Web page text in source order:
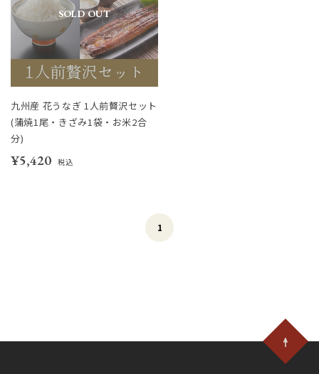
SOLD OUT
九州産 花うなぎ 1人前贅沢セット
(蒲焼1尾・きざみ1袋・お米2合
分)
¥5,420 税込
1